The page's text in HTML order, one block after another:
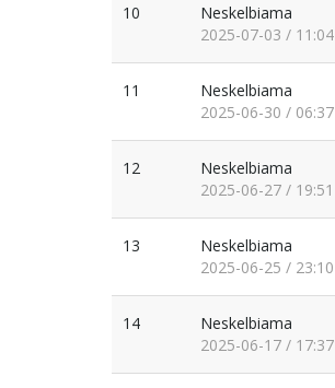
10
Neskelbiama
2025-07-03 / 11:04
11
Neskelbiama
2025-06-30 / 06:37
12
Neskelbiama
2025-06-27 / 19:51
13
Neskelbiama
2025-06-25 / 23:10
14
Neskelbiama
2025-06-17 / 17:37